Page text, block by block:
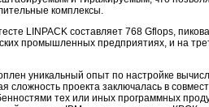
комплексы.
LINPACK составляет 768 Gflops,
промышленных предприятиях, и на
уникальный опыт по настройке
проекта заключалась в
тех или иных программных